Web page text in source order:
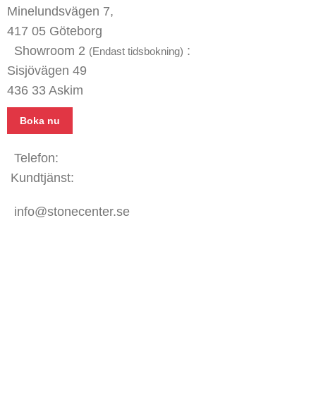
Minelundsvägen 7,
417 05 Göteborg
Showroom 2 (Endast tidsbokning) :
Sisjövägen 49
436 33 Askim
Boka nu
Telefon:
Kundtjänst:
info@stonecenter.se